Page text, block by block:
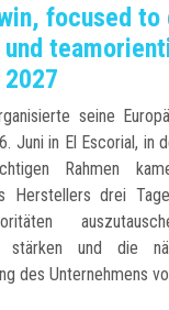
focused to
seine
Juni in El Escorial, in
Rahmen
Herstellers drei
stärken und die
des Unternehmens